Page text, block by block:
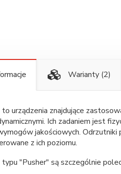
Warianty (2)
urządzenia znajdujące
Ich zadaniem jest
jakościowych.
z ich poziomu.
"Pusher" są szczególnie